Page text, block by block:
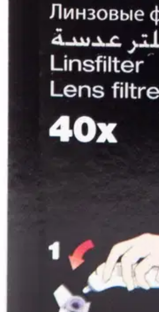
Tuotearvioiden keskiarvo5/5
Julkaisemme tuotearvioita vain varmistetuista
Anna-Liisa S
Tuotearvioiden keskiarvo
4 kuukautta sitten
Oletko tyytyväinen
Ovatko tuotetiedot riittävät? Jos tuotetiedoissa